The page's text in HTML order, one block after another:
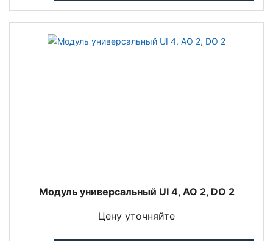
Модуль универсальный UI 4, AO 2, DO 2
Цену уточняйте